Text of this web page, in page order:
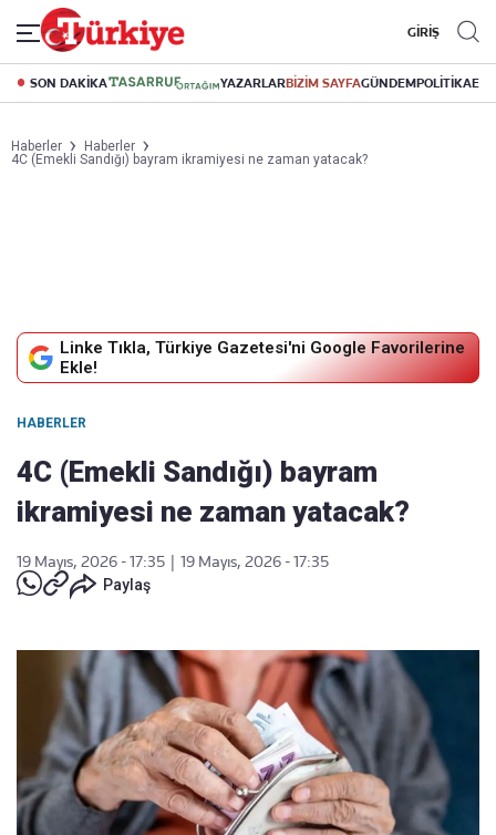
GİRİŞ
SON DAKİKA YAZARLARBİZİM SAYFAGÜNDEMPOLİTİKA
Haberler
Haberler
4C (Emekli Sandığı) bayram ikramiyesi ne zaman yatacak?
Linke Tıkla, Türkiye Gazetesi'ni Google Favorilerine
Ekle!
HABERLER
4C (Emekli Sandığı) bayram
ikramiyesi ne zaman yatacak?
19 Mayıs, 2026 - 17:35
19 Mayıs, 2026 - 17:35
Paylaş